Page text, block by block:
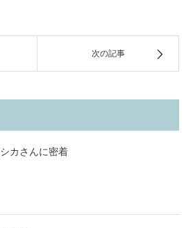
次の記事
シカさんに密着